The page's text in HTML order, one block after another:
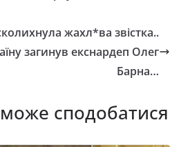
жахл*ва звістка..
загинув екснардеп Олег
Барна…
сподобатися